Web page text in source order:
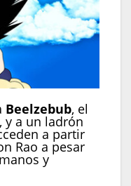
Beelzebub, el
y a un ladrón
a partir
Rao a pesar
y